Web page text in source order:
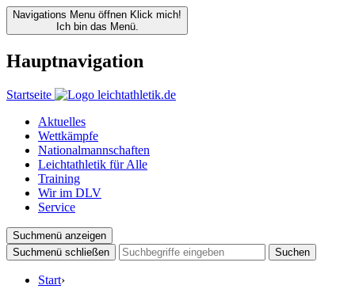
Navigations Menu öffnen Klick mich!
Ich bin das Menü.
Hauptnavigation
Startseite
Aktuelles
Wettkämpfe
Nationalmannschaften
Leichtathletik für Alle
Training
Wir im DLV
Service
Suchmenü anzeigen
Suchmenü schließen
Suchen
Start›